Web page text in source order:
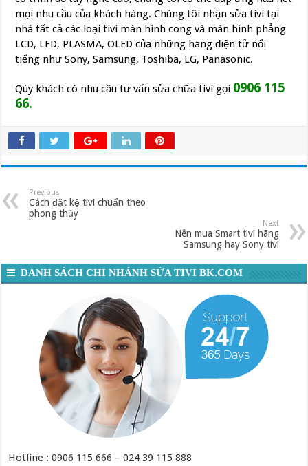
mọi nhu cầu của khách hàng. Chúng tôi nhận sửa tivi tại
nhà tất cả các loại tivi màn hình cong và màn hình phẳng
LCD, LED, PLASMA, OLED của những hãng điện tử nổi
tiếng như Sony, Samsung, Toshiba, LG, Panasonic.
Qúy khách có nhu cầu tư vấn sửa chữa tivi gọi 0906 115
66.
Previous
Cách đặt kệ tivi chuẩn theo
phong thủy
Next
Nên mua Smart tivi hãng
Samsung hay Sony tivi
DANH SÁCH CHI NHÁNH SỬA TIVI BK.COM
Hotline : 0906 115 666 – 024 39 115 888